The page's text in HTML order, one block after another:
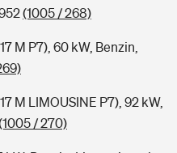
(1005 / 268)
M P7), 60 kW, Benzin,
M LIMOUSINE P7), 92 kW,
/ 270)